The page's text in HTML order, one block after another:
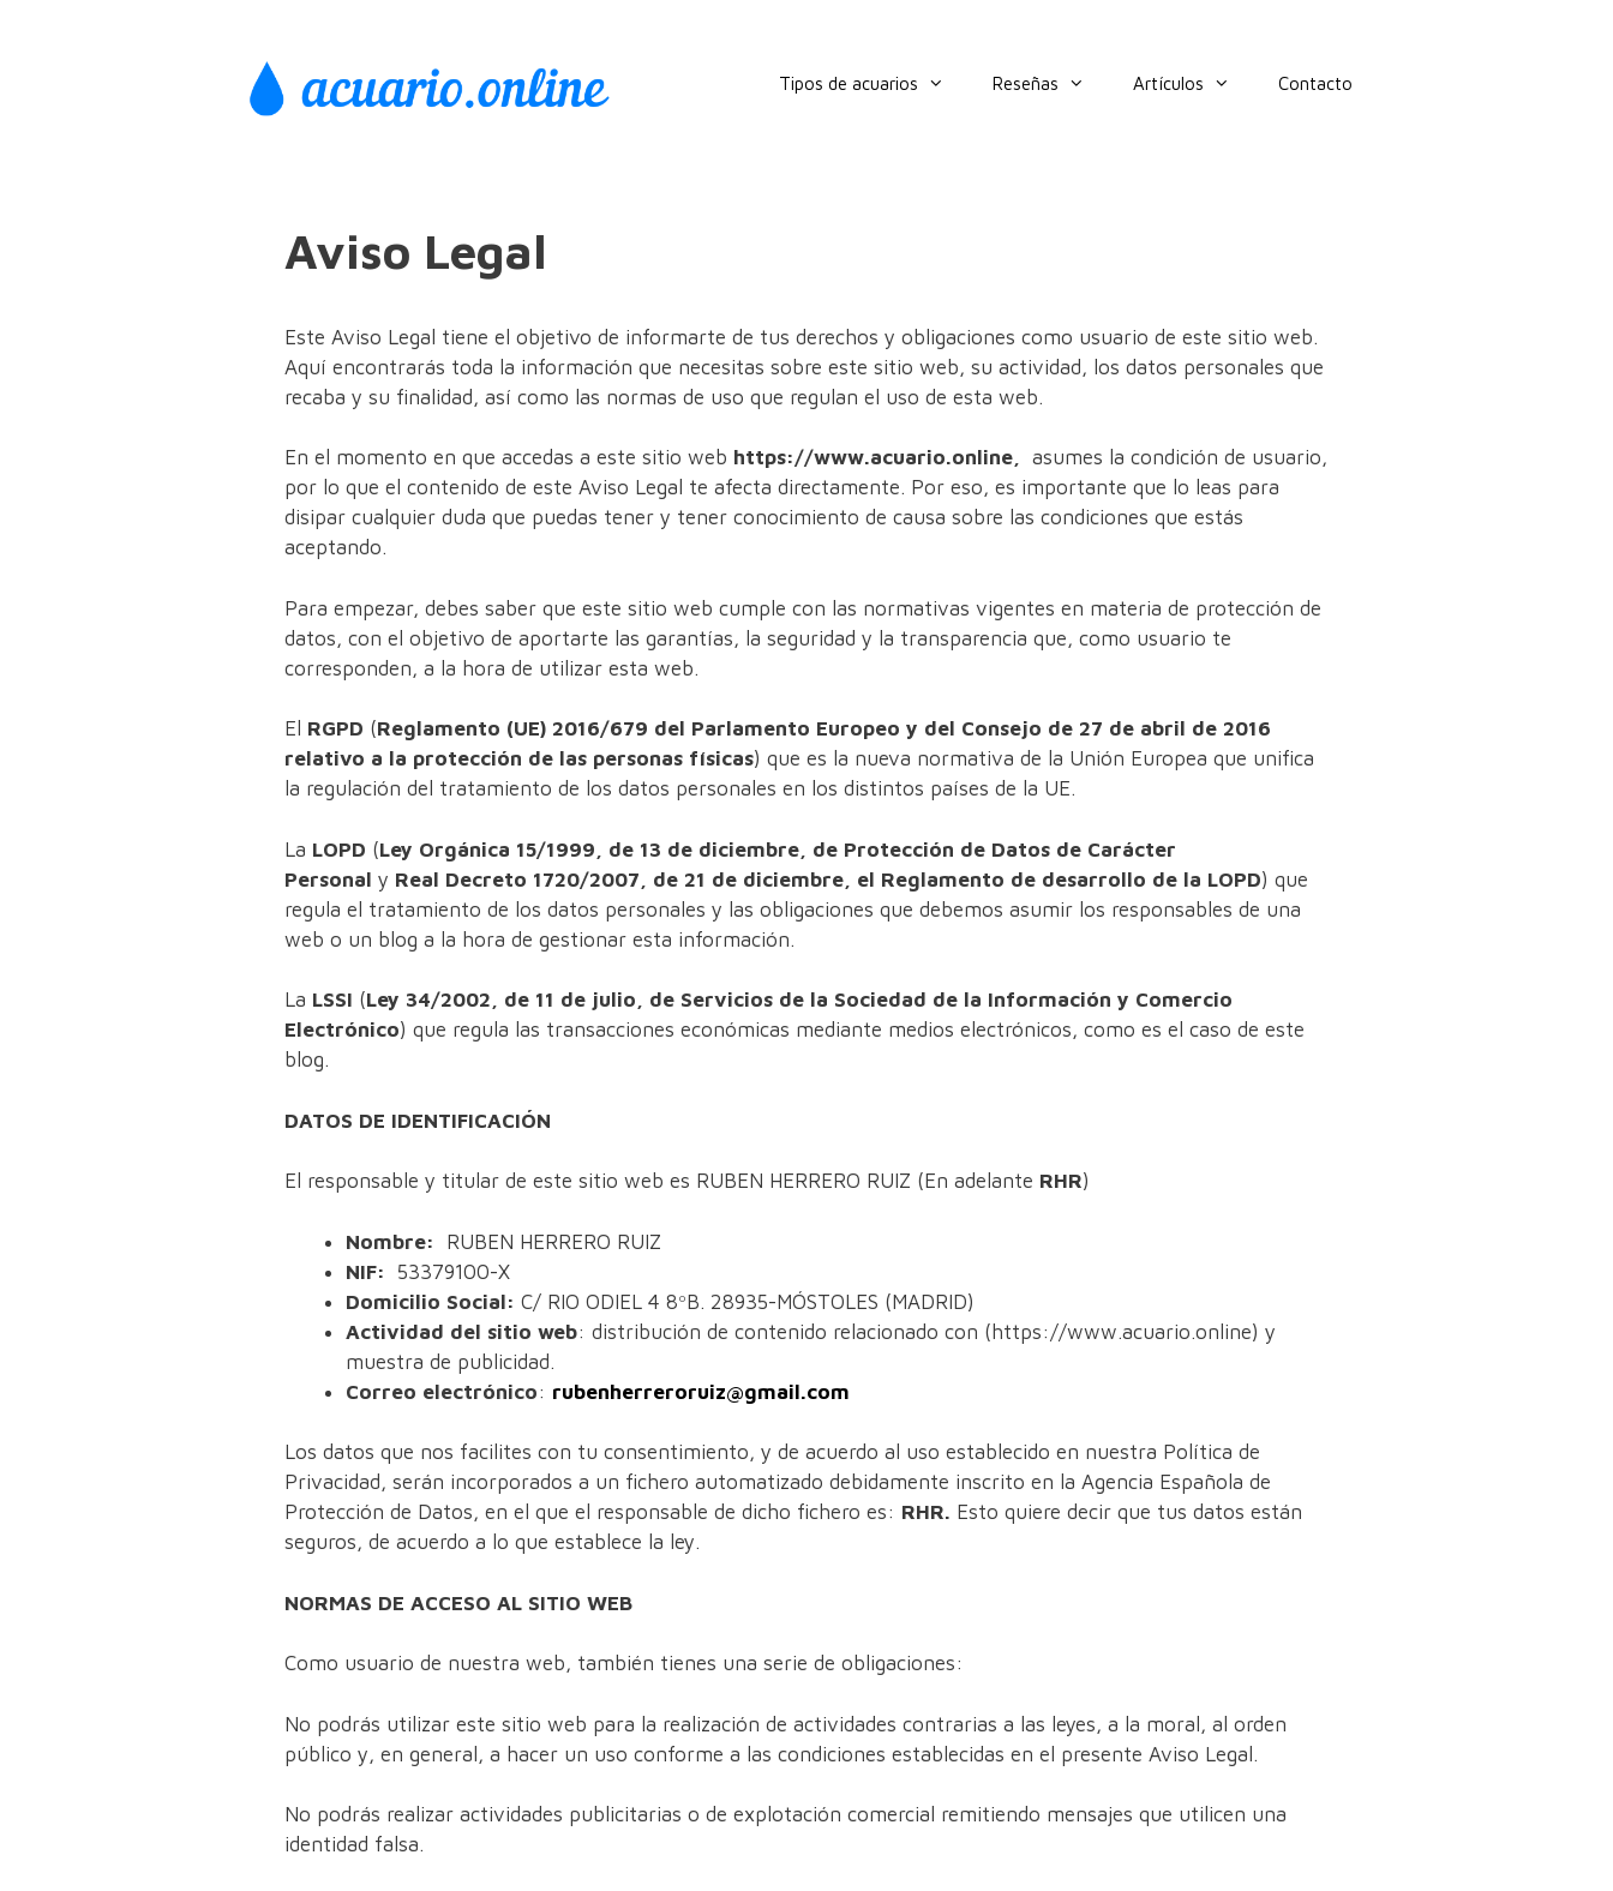
Tipos de acuarios Reseñas Artículos Contacto
Aviso Legal
Este Aviso Legal tiene el objetivo de informarte de tus derechos y obligaciones como usuario de este sitio web.
Aquí encontrarás toda la información que necesitas sobre este sitio web, su actividad, los datos personales que
recaba y su finalidad, así como las normas de uso que regulan el uso de esta web.
En el momento en que accedas a este sitio web https://www.acuario.online, asumes la condición de usuario,
por lo que el contenido de este Aviso Legal te afecta directamente. Por eso, es importante que lo leas para
disipar cualquier duda que puedas tener y tener conocimiento de causa sobre las condiciones que estás
aceptando.
Para empezar, debes saber que este sitio web cumple con las normativas vigentes en materia de protección de
datos, con el objetivo de aportarte las garantías, la seguridad y la transparencia que, como usuario te
corresponden, a la hora de utilizar esta web.
El RGPD (Reglamento (UE) 2016/679 del Parlamento Europeo y del Consejo de 27 de abril de 2016
relativo a la protección de las personas físicas) que es la nueva normativa de la Unión Europea que unifica
la regulación del tratamiento de los datos personales en los distintos países de la UE.
La LOPD (Ley Orgánica 15/1999, de 13 de diciembre, de Protección de Datos de Carácter
Personal y Real Decreto 1720/2007, de 21 de diciembre, el Reglamento de desarrollo de la LOPD) que
regula el tratamiento de los datos personales y las obligaciones que debemos asumir los responsables de una
web o un blog a la hora de gestionar esta información.
La LSSI (Ley 34/2002, de 11 de julio, de Servicios de la Sociedad de la Información y Comercio
Electrónico) que regula las transacciones económicas mediante medios electrónicos, como es el caso de este
blog.
DATOS DE IDENTIFICACIÓN
El responsable y titular de este sitio web es RUBEN HERRERO RUIZ (En adelante RHR)
Nombre:
RUBEN HERRERO RUIZ
NIF:
53379100-X
Domicilio Social: C/ RIO ODIEL 4 8ºB. 28935-MÓSTOLES (MADRID)
Actividad del sitio web: distribución de contenido relacionado con (https://www.acuario.online) y
muestra de publicidad.
Correo electrónico: rubenherreroruiz@gmail.com
Los datos que nos facilites con tu consentimiento, y de acuerdo al uso establecido en nuestra Política de
Privacidad, serán incorporados a un fichero automatizado debidamente inscrito en la Agencia Española de
Protección de Datos, en el que el responsable de dicho fichero es: RHR. Esto quiere decir que tus datos están
seguros, de acuerdo a lo que establece la ley.
NORMAS DE ACCESO AL SITIO WEB
Como usuario de nuestra web, también tienes una serie de obligaciones:
No podrás utilizar este sitio web para la realización de actividades contrarias a las leyes, a la moral, al orden
público y, en general, a hacer un uso conforme a las condiciones establecidas en el presente Aviso Legal.
No podrás realizar actividades publicitarias o de explotación comercial remitiendo mensajes que utilicen una
identidad falsa.